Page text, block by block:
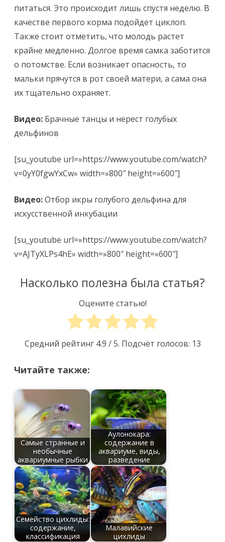
питаться. Это происходит лишь спустя неделю. В
качестве первого корма подойдет циклоп.
Также стоит отметить, что молодь растет
крайне медленно. Долгое время самка заботится
о потомстве. Если возникает опасность, то
мальки прячутся в рот своей матери, а сама она
их тщательно охраняет.
Видео: Брачные танцы и нерест голубых
дельфинов
[su_youtube url=»https://www.youtube.com/watch?
v=0yY0fgwYxCw» width=»800″ height=»600″]
Видео:Отбор икры голубого дельфина для
искусственной инкубации
[su_youtube url=»https://www.youtube.com/watch?
v=AJTyXLPs4hE» width=»800″ height=»600″]
Насколько полезна была статья?
Оцените статью!
Средний рейтинг 4.9 / 5. Подсчёт голосов: 13
Читайте также:
Самые странные и
необычные
аквариумные рыбки
Аулонокара:
содержание в
аквариуме, виды,
разведение
Семейство цихлиды:
содержание,
классификация
Малавийские
цихлиды